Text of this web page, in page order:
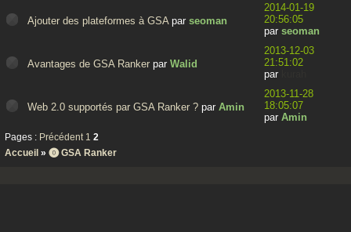
Ajouter des plateformes à GSA parseoman
2014-01-19
20:56:05
par seoman
Avantages de GSA Ranker parWalid
2013-12-03
21:51:02
par
Web 2.0 supportés par GSA Ranker ? parAmin
2013-11-28
18:05:07
par Amin
Pages : Précédent 1 2
Accueil » ⓿ GSA Ranker